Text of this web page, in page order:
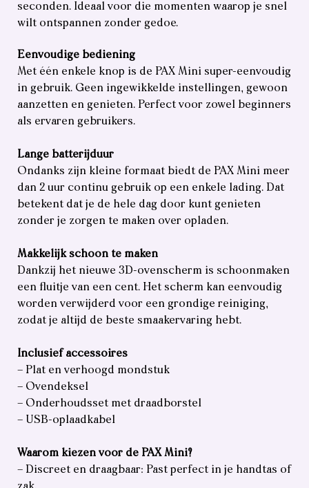
seconden. Ideaal voor die momenten waarop je snel
wilt ontspannen zonder gedoe.
Eenvoudige bediening
Met één enkele knop is de PAX Mini super-eenvoudig
in gebruik. Geen ingewikkelde instellingen, gewoon
aanzetten en genieten. Perfect voor zowel beginners
als ervaren gebruikers.
Lange batterijduur
Ondanks zijn kleine formaat biedt de PAX Mini meer
dan 2 uur continu gebruik op een enkele lading. Dat
betekent dat je de hele dag door kunt genieten
zonder je zorgen te maken over opladen.
Makkelijk schoon te maken
Dankzij het nieuwe 3D-ovenscherm is schoonmaken
een fluitje van een cent. Het scherm kan eenvoudig
worden verwijderd voor een grondige reiniging,
zodat je altijd de beste smaakervaring hebt.
Inclusief accessoires
– Plat en verhoogd mondstuk
– Ovendeksel
– Onderhoudsset met draadborstel
– USB-oplaadkabel
Waarom kiezen voor de PAX Mini?
– Discreet en draagbaar: Past perfect in je handtas of